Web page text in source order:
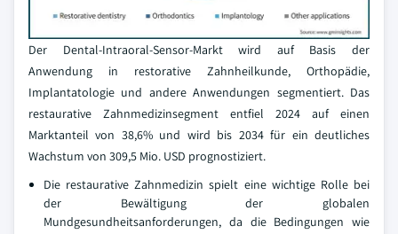
Der Dental-Intraoral-Sensor-Markt wird auf Basis der
Anwendung in restorative Zahnheilkunde, Orthopädie,
Implantatologie und andere Anwendungen segmentiert. Das
restaurative Zahnmedizinsegment entfiel 2024 auf einen
Marktanteil von 38,6% und wird bis 2034 für ein deutliches
Wachstum von 309,5 Mio. USD prognostiziert.
Die restaurative Zahnmedizin spielt eine wichtige Rolle bei
der Bewältigung der globalen
Mundgesundheitsanforderungen, da die Bedingungen wie